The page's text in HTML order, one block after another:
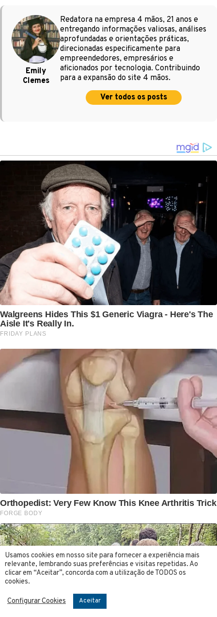
Emily
Clemes
Redatora na empresa 4 mãos, 21 anos e
entregando informações valiosas, análises
aprofundadas e orientações práticas,
direcionadas especificamente para
empreendedores, empresários e
aficionados por tecnologia. Contribuindo
para a expansão do site 4 mãos.
Ver todos os posts
Usamos cookies em nosso site para fornecer a experiência mais
relevante, lembrando suas preferências e visitas repetidas. Ao
clicar em “Aceitar”, concorda com a utilização de TODOS os
cookies.
Configurar Cookies Aceitar